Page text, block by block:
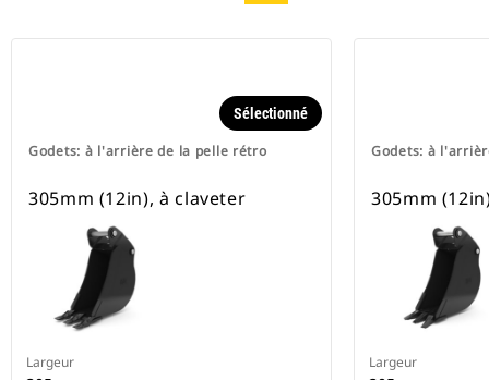
Godets: à l'arrière de la pelle rétro
Sélectionné
305mm (12in), à claveter
Largeur
Godets: à
305mm
Largeur